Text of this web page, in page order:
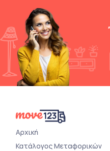
Αρχική
Κατάλογος Μεταφορικών